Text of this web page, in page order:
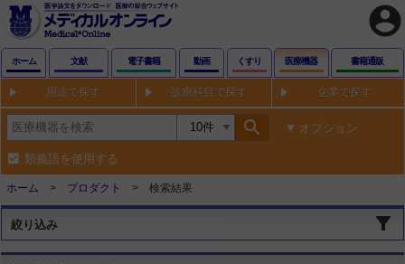
account_circle
ホーム 文献 電子書籍 動画 くすり 医療機器 書籍通販
用途で探す 診療科目で探す 企業で探す
search オプション
類義語を使用する
ホーム プロダクト 検索結果
絞り込み